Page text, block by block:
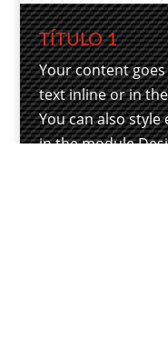
TÍTULO 1
Your content
text inline or in
You can also
in the module